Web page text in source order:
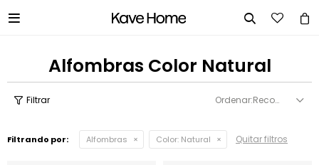
 
Alfombras Color Natural
Recomendados
Filtrando por: Alfombras Color: Natural Quitar filtros